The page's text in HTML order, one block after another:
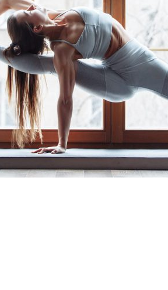
31 DE JULIO DE 2020 SATYA_ADMIN